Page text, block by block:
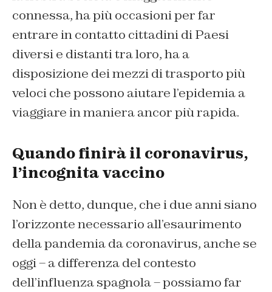
connessa, ha più occasioni per far
entrare in contatto cittadini di Paesi
diversi e distanti tra loro, ha a
disposizione dei mezzi di trasporto più
veloci che possono aiutare l’epidemia a
viaggiare in maniera ancor più rapida.
Quando finirà il coronavirus,
l’incognita vaccino
Non è detto, dunque, che i due anni siano
l’orizzonte necessario all’esaurimento
della pandemia da coronavirus, anche se
oggi – a differenza del contesto
dell’influenza spagnola – possiamo far